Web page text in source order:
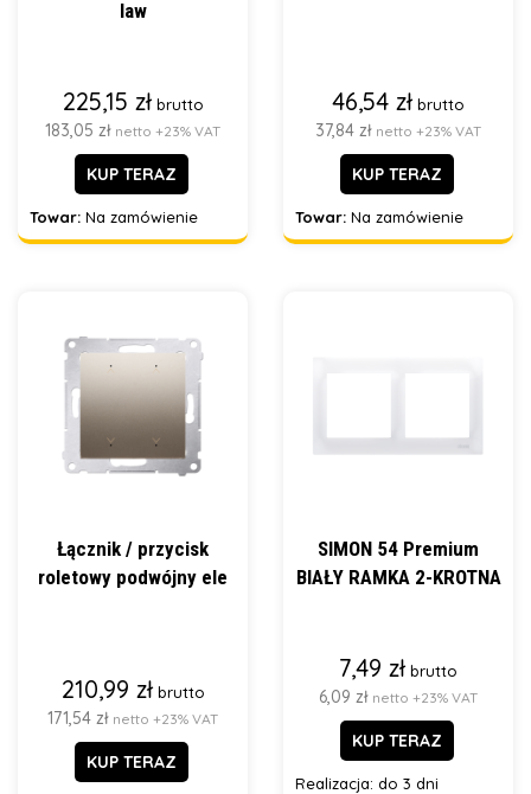
law
225,15 zł brutto
183,05 zł netto +23% VAT
KUP TERAZ
Towar: Na zamówienie
46,54 zł brutto
37,84 zł netto +23% VAT
KUP TERAZ
Towar: Na zamówienie
Łącznik / przycisk
roletowy podwójny ele
210,99 zł brutto
171,54 zł netto +23% VAT
KUP TERAZ
SIMON 54 Premium
BIAŁY RAMKA 2-KROTNA
7,49 zł brutto
6,09 zł netto +23% VAT
KUP TERAZ
Realizacja: do 3 dni